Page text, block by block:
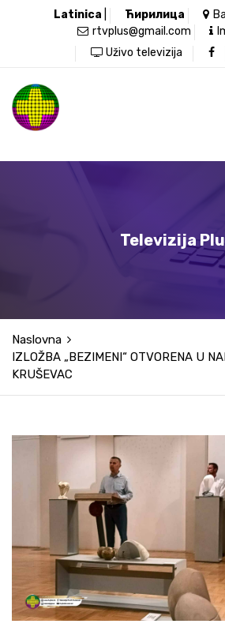
Latinica Ћирилица
rtvplus@gmail.com
Uživo televizija
Televizija
Naslovna
IZLOŽBA „BEZIMENI“ OTVORENA U
KRUŠEVAC